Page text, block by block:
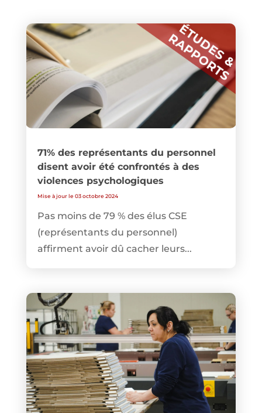
71% des représentants du personnel
disent avoir été confrontés à des
violences psychologiques
Mise à jour le 03 octobre 2024
Pas moins de 79 % des élus CSE
(représentants du personnel)
affirment avoir dû cacher leurs...